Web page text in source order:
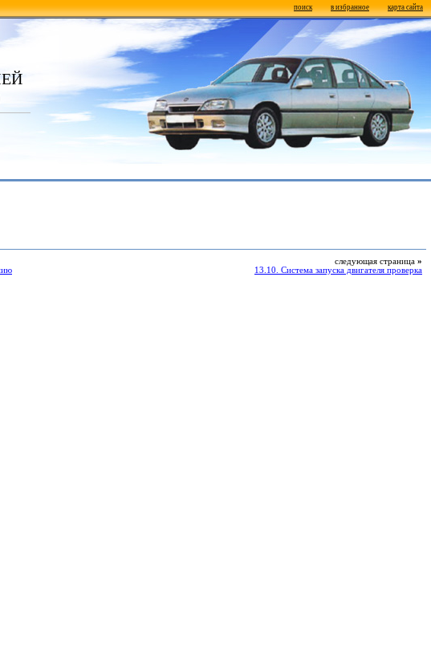
поиск в избранное карта сайта
следующая страница »
13.10. Система запуска двигателя проверка